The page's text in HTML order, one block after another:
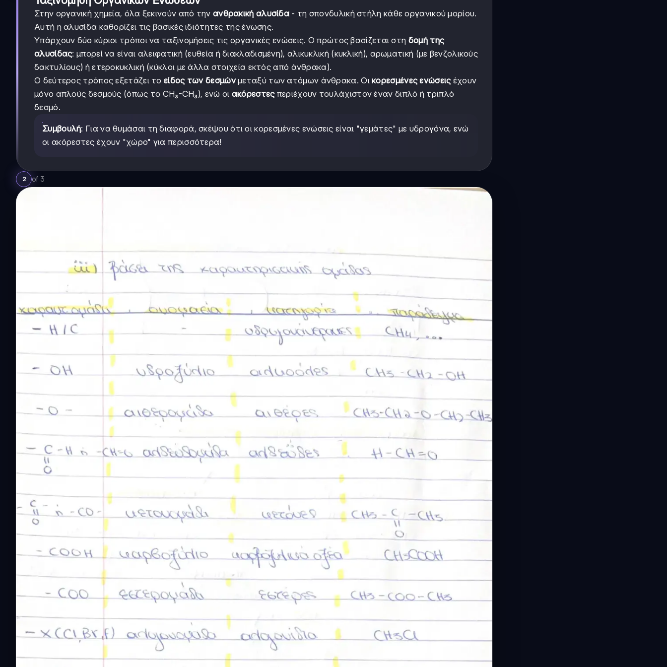
Στην οργανική χημεία, όλα ξεκινούν από την ανθρακική αλυσίδα - τη σπονδυλική στήλη κάθε οργανικού μορίου.
Αυτή η αλυσίδα καθορίζει τις βασικές ιδιότητες της ένωσης.
Υπάρχουν δύο κύριοι τρόποι να ταξινομήσεις τις οργανικές ενώσεις. Ο πρώτος βασίζεται στη δομή της
αλυσίδας: μπορεί να είναι αλειφατική (ευθεία ή διακλαδισμένη), αλικυκλική (κυκλική), αρωματική (με βενζολικούς
δακτυλίους) ή ετεροκυκλική (κύκλοι με άλλα στοιχεία εκτός από άνθρακα).
Ο δεύτερος τρόπος εξετάζει το είδος των δεσμώνμεταξύ των ατόμων άνθρακα. Οικορεσμένες ενώσειςέχουν
μόνο απλούς δεσμούς (όπως το CH₃-CH₃), ενώ οι ακόρεστεςπεριέχουν τουλάχιστον έναν διπλό ή τριπλό
δεσμό.
Συμβουλή: Για να θυμάσαι τη διαφορά, σκέψου ότι οι κορεσμένες ενώσεις είναι "γεμάτες" με υδρογόνα, ενώ
οι ακόρεστες έχουν "χώρο" για περισσότερα!
2 of 3